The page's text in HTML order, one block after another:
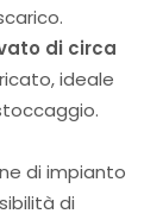
di circa
ideale
di impianto
di